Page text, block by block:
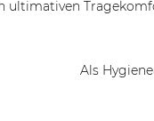
ultimativen
Als